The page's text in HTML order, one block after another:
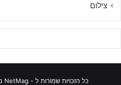
צילום
כל הזכויות שמורות ל - NetMag מגזין טכנולוגיה וגאדג'טים